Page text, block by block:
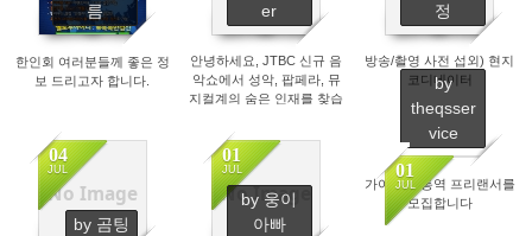
름
한인회 여러분들께 좋은 정
보 드리고자 합니다.
er
안녕하세요, JTBC 신규 음
악쇼에서 성악, 팝페라, 뮤
지컬계의 숨은 인재를 찾습
정
방송/촬영 사전 섭외) 현지
코디네이터
No Image
04
JUL
by 곰팅
2109 No Image
01
JUL
by 웅이
아빠
2522
01
JUL
by
theqsser
vice
2314
가이드및 통역 프리랜서를
모집합니다